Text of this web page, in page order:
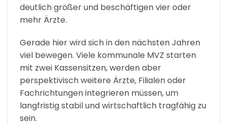
deutlich größer und beschäftigen vier oder
mehr Ärzte.
Gerade hier wird sich in den nächsten Jahren
viel bewegen. Viele kommunale MVZ starten
mit zwei Kassensitzen, werden aber
perspektivisch weitere Ärzte, Filialen oder
Fachrichtungen integrieren müssen, um
langfristig stabil und wirtschaftlich tragfähig zu
sein.